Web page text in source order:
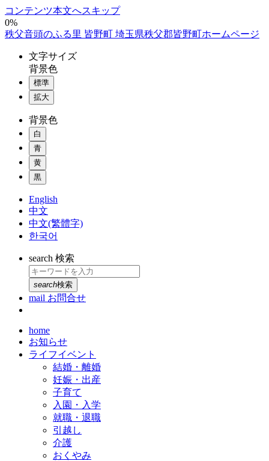
コンテンツ本文へスキップ
0%
秩父音頭のふる里 皆野町 埼玉県秩父郡皆野町ホームページ
文字サイズ
背景色
標準
拡大
背景色
白
青
黄
黒
English
中文
中文(繁體字)
한국어
search 検索
search検索
mail お問合せ
home
お知らせ
ライフイベント
結婚・離婚
妊娠・出産
子育て
入園・入学
就職・退職
引越し
介護
おくやみ